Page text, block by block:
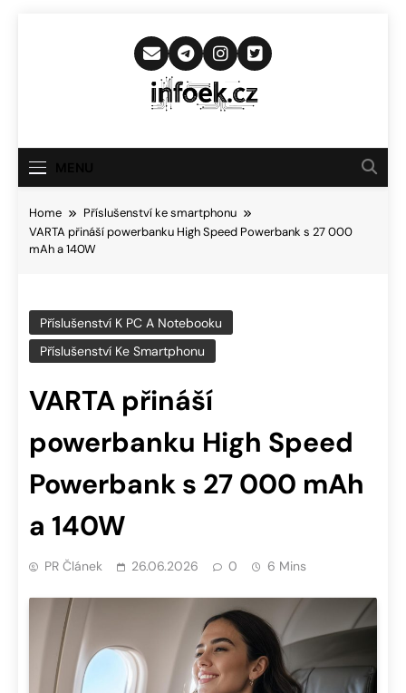
Infoek.cz
Novinkám
Home
Příslušenství ke smartphonu
VARTA přináší powerbanku High Speed Powerbank s 27 000
mAh a 140W
Příslušenství K PC A Notebooku
Příslušenství Ke Smartphonu
VARTA přináší
powerbanku High Speed
Powerbank s 27 000 mAh
a 140W
PR Článek 26.06.2026 0 6 Mins